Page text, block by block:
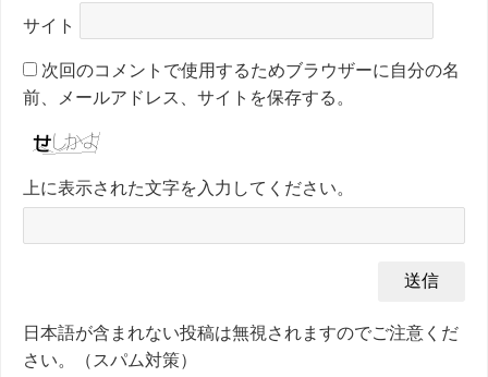
サイト
次回のコメントで使用するためブラウザーに自分の名
前、メールアドレス、サイトを保存する。
上に表示された文字を入力してください。
日本語が含まれない投稿は無視されますのでご注意くだ
さい。（スパム対策）